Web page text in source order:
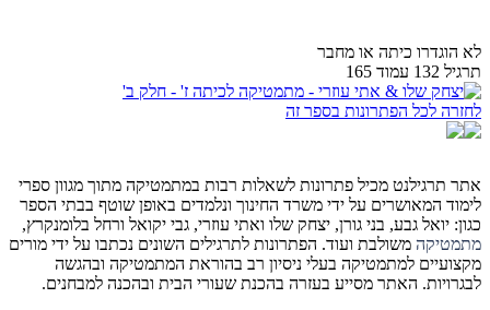
לא הוגדרו כיתה או מחבר
תרגיל 132 עמוד 165
לחזרה לכל הפתרונות בספר זה
אתר תרגילנט מכיל פתרונות לשאלות רבות במתמטיקה מתוך מגוון ספרי
לימוד המאושרים על ידי משרד החינוך ונלמדים באופן שוטף בבתי הספר
כגון: יואל גבע, בני גורן, יצחק שלו ואתי עוזרי, גבי יקואל ורחל בלומנקרץ,
מתמטיקה משולבת ועוד. הפתרונות לתרגילים השונים נכתבו על ידי מורים
מקצועיים למתמטיקה בעלי ניסיון רב בהוראת המתמטיקה ובהגשה
לבגרויות. האתר מסייע בעזרה בהכנת שעורי הבית ובהכנה למבחנים.